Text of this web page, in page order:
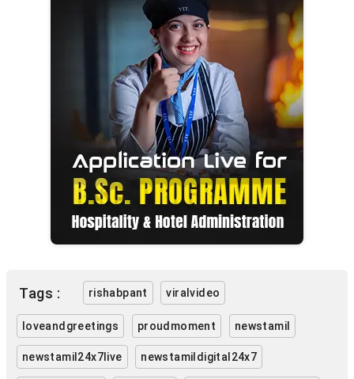
Tags : rishabpant viralvideo
loveandgreetings proudmoment newstamil
newstamil24x7live newstamildigital24x7